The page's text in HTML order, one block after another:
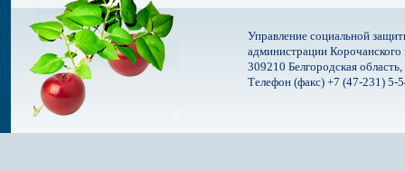
Управление социальной
администрации
309210 Белгородская
Телефон (факс) +7 (47-231) 5-